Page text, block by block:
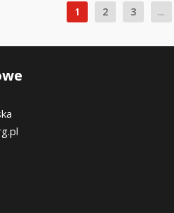
1 2 3 ...